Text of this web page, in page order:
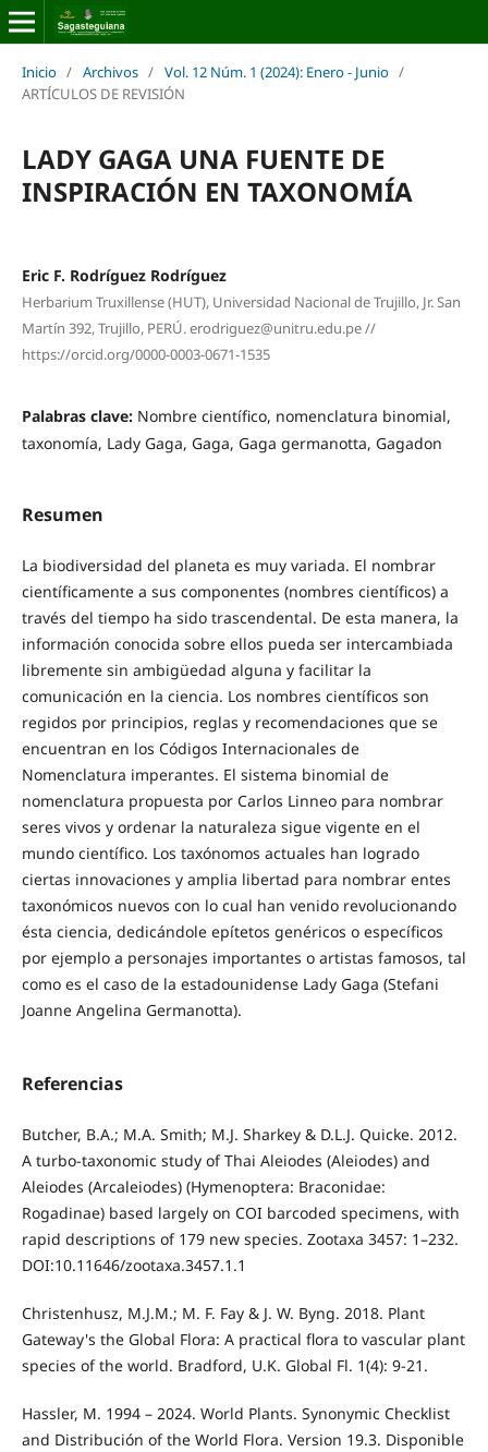
Inicio / Archivos / Vol. 12 Núm. 1 (2024): Enero - Junio /
ARTÍCULOS DE REVISIÓN
LADY GAGA UNA FUENTE DE
INSPIRACIÓN EN TAXONOMÍA
Eric F. Rodríguez Rodríguez
Herbarium Truxillense (HUT), Universidad Nacional de Trujillo, Jr. San
Martín 392, Trujillo, PERÚ. erodriguez@unitru.edu.pe //
https://orcid.org/0000-0003-0671-1535
Palabras clave: Nombre científico, nomenclatura binomial,
taxonomía, Lady Gaga, Gaga, Gaga germanotta, Gagadon
Resumen
La biodiversidad del planeta es muy variada. El nombrar
científicamente a sus componentes (nombres científicos) a
través del tiempo ha sido trascendental. De esta manera, la
información conocida sobre ellos pueda ser intercambiada
libremente sin ambigüedad alguna y facilitar la
comunicación en la ciencia. Los nombres científicos son
regidos por principios, reglas y recomendaciones que se
encuentran en los Códigos Internacionales de
Nomenclatura imperantes. El sistema binomial de
nomenclatura propuesta por Carlos Linneo para nombrar
seres vivos y ordenar la naturaleza sigue vigente en el
mundo científico. Los taxónomos actuales han logrado
ciertas innovaciones y amplia libertad para nombrar entes
taxonómicos nuevos con lo cual han venido revolucionando
ésta ciencia, dedicándole epítetos genéricos o específicos
por ejemplo a personajes importantes o artistas famosos, tal
como es el caso de la estadounidense Lady Gaga (Stefani
Joanne Angelina Germanotta).
Referencias
Butcher, B.A.; M.A. Smith; M.J. Sharkey & D.L.J. Quicke. 2012.
A turbo-taxonomic study of Thai Aleiodes (Aleiodes) and
Aleiodes (Arcaleiodes) (Hymenoptera: Braconidae:
Rogadinae) based largely on COI barcoded specimens, with
rapid descriptions of 179 new species. Zootaxa 3457: 1–232.
DOI:10.11646/zootaxa.3457.1.1
Christenhusz, M.J.M.; M. F. Fay & J. W. Byng. 2018. Plant
Gateway's the Global Flora: A practical flora to vascular plant
species of the world. Bradford, U.K. Global Fl. 1(4): 9-21.
Hassler, M. 1994 – 2024. World Plants. Synonymic Checklist
and Distribución of the World Flora. Version 19.3. Disponible